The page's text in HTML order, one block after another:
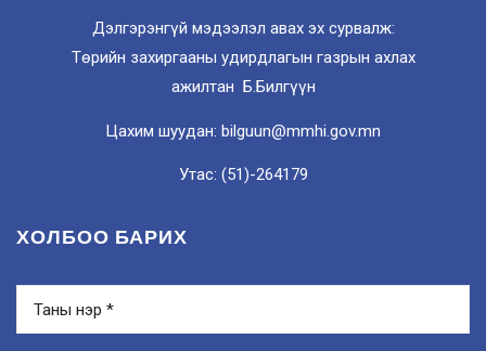
Дэлгэрэнгүй мэдээлэл авах эх сурвалж:
Төрийн захиргааны удирдлагын газрын ахлах
ажилтан Б.Билгүүн
Цахим шуудан: bilguun@mmhi.gov.mn
Утас: (51)-264179
ХОЛБОО БАРИХ